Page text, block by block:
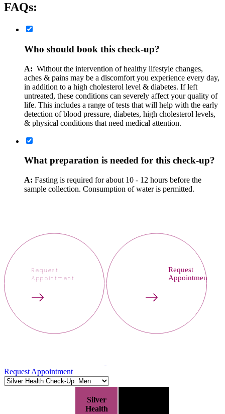
FAQs:
Who should book this check-up?
A: Without the intervention of healthy lifestyle changes,
aches & pains may be a discomfort you experience every day,
in addition to a high cholesterol level & diabetes. If left
untreated, these conditions can severely affect your quality of
life. This includes a range of tests that will help with the early
detection of blood pressure, diabetes, high cholesterol levels,
& physical conditions that need medical attention.
What preparation is needed for this check-up?
A: Fasting is required for about 10 - 12 hours before the
sample collection. Consumption of water is permitted.
Request
Appointment
Request
Appointment
Request Appointment
Silver
Health